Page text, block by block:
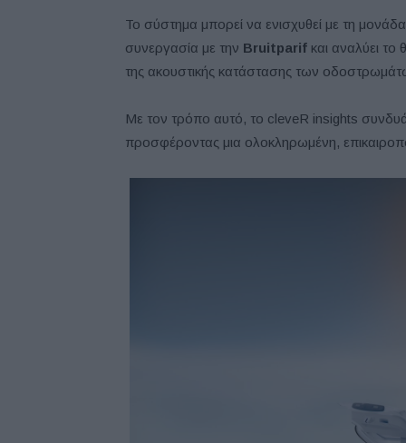
Το σύστημα μπορεί να ενισχυθεί με τη
συνεργασία με την Bruitparif και αναλύει
της ακουστικής κατάστασης των
Με τον τρόπο αυτό, το cleveR insights
προσφέροντας μια ολοκληρωμένη,